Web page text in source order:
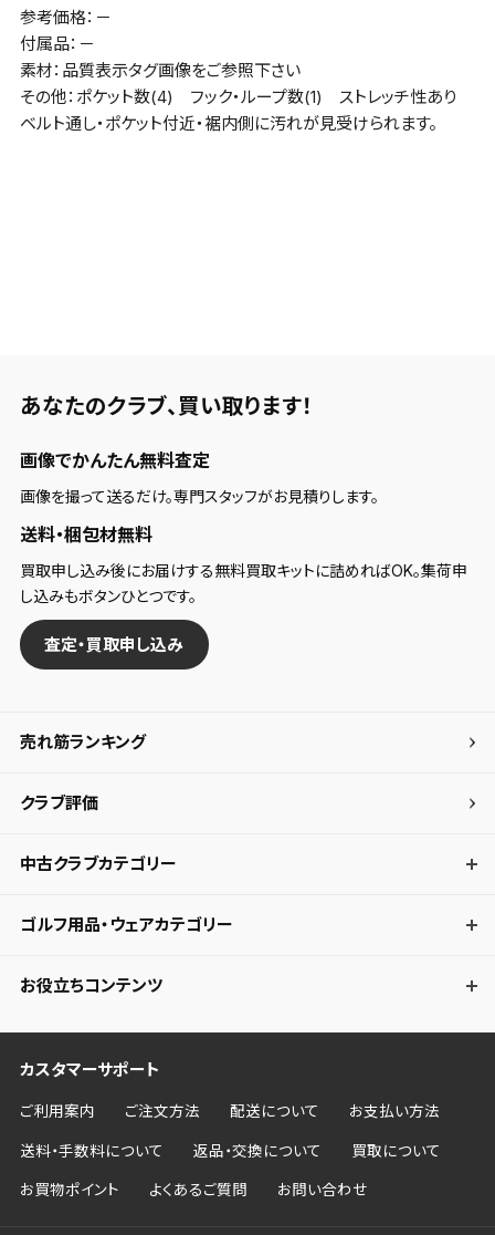
参考価格：－
付属品：－
素材：品質表示タグ画像をご参照下さい
その他：ポケット数(4) フック・ループ数(1) ストレッチ性あり
ベルト通し・ポケット付近・裾内側に汚れが見受けられます。
あなたのクラブ、 買い取ります！
画像でかんたん無料査定
画像を撮って送るだけ。専門スタッフがお見積りします。
送料・梱包材無料
買取申し込み後にお届けする無料買取キットに詰めればOK。集荷申
し込みもボタンひとつです。
査定・買取申し込み
売れ筋ランキング
クラブ評価
中古クラブカテゴリー
ゴルフ用品・ウェアカテゴリー
お役立ちコンテンツ
カスタマーサポート
ご利用案内 ご注文方法 配送について お支払い方法
送料・手数料について 返品・交換について 買取について
お買物ポイント よくあるご質問 お問い合わせ